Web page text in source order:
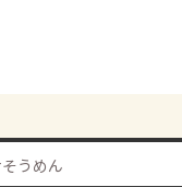
うめん